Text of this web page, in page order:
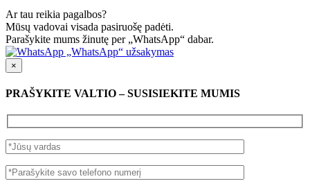
Ar tau reikia pagalbos?
Mūsų vadovai visada pasiruošę padėti.
Parašykite mums žinutę per „WhatsApp“ dabar.
„WhatsApp“ užsakymas
×
PRAŠYKITE VALTIO – SUSISIEKITE MUMIS